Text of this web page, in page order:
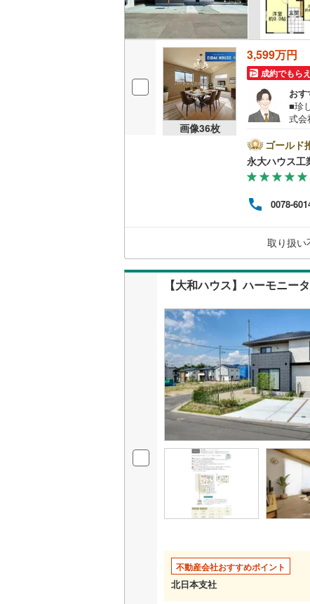
画像36枚
3,599万円
成約でもら
おす
■珍
式会
地域
応。
しを
大切
却
どの
購
曜日
い。
ゴールド
永大ハウス
0078-
取り扱い
【大和ハウス】ハーモニー
不動産会社おすすめポイント
北日本支社